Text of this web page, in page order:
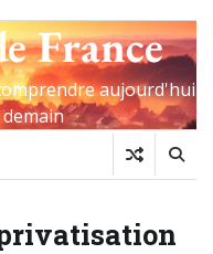
France
aujourd'hui